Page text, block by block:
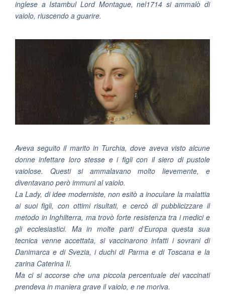
inglese a Istambul Lord Montague, nel1714 si ammalò di
vaiolo, riuscendo a guarire.
Aveva seguito il marito in Turchia, dove aveva visto alcune
donne infettare loro stesse e i figli con il siero di pustole
vaiolose. Questi si ammalavano molto lievemente, e
diventavano però immuni al vaiolo.
La Lady, di idee moderniste, non esitò a inoculare la malattia
ai suoi figli, con ottimi risultati, e cercò di pubblicizzare il
metodo in Inghilterra, ma trovò forte resistenza tra i medici e
gli ecclesiastici. Ma in molte parti d’Europa questa sua
tecnica venne accettata, si vaccinarono infatti i sovrani di
Danimarca e di Svezia, i duchi di Parma e di Toscana e la
zarina Caterina II.
Ma ci si accorse che una piccola percentuale dei vaccinati
prendeva in maniera grave il vaiolo, e ne moriva.